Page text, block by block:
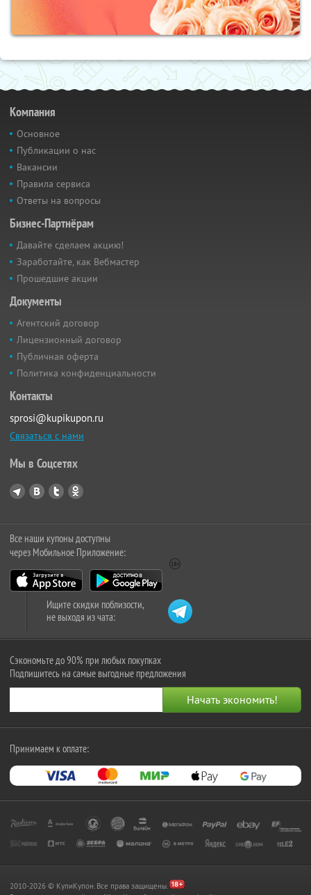
Компания
Основное
Публикации о нас
Вакансии
Правила сервиса
Ответы на вопросы
Бизнес-Партнёрам
Давайте сделаем акцию!
Заработайте, как Вебмастер
Прошедшие акции
Документы
Агентский договор
Лицензионный договор
Публичная оферта
Политика конфиденциальности
Контакты
sprosi@kupikupon.ru
Связаться с нами
Мы в Соцсетях
Все наши купоны доступны
через Мобильное Приложение:
Ищите скидки поблизости,
не выходя из чата:
Сэкономьте до 90% при любых покупках
Подпишитесь на самые выгодные предложения
Принимаем к оплате:
2010-2026 © КупиКупон. Все права защищены.